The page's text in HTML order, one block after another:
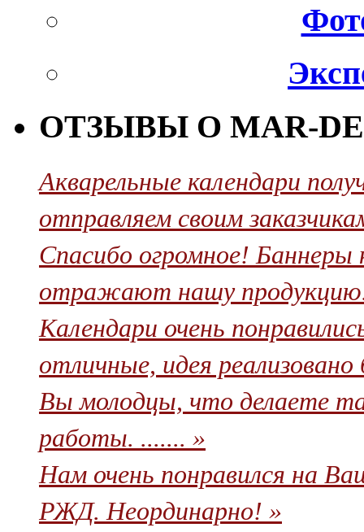
ОТЗЫВЫ О MAR-
Акварельные календари
отправляем своим
Cпасибо огромное! Баннеры
отражают нашу продукцию.
Календари очень
отличные, идея
Вы молодцы, что делаете
работы. ....... »
Нам очень понравился на
РЖД. Неординарно! »